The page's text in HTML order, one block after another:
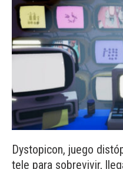
Dystopicon, juego
tele para sobrevivir,